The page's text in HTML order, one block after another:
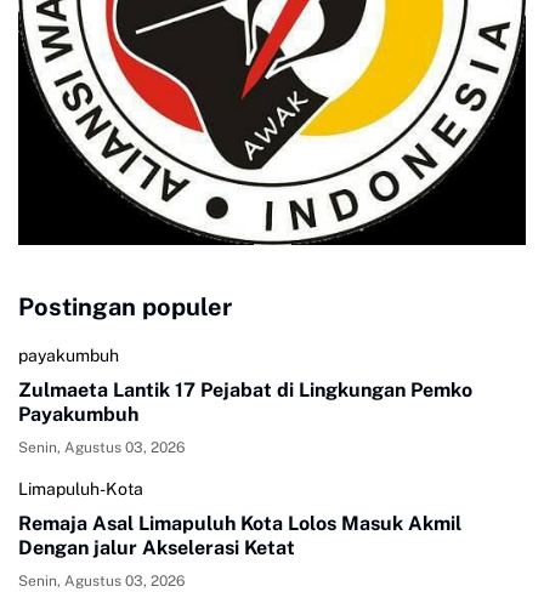
Postingan populer
payakumbuh
Zulmaeta Lantik 17 Pejabat di Lingkungan Pemko
Payakumbuh
Senin, Agustus 03, 2026
Limapuluh-Kota
Remaja Asal Limapuluh Kota Lolos Masuk Akmil
Dengan jalur Akselerasi Ketat
Senin, Agustus 03, 2026